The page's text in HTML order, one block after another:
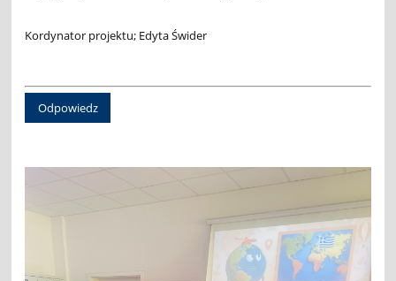
Kordynator projektu; Edyta Świder
Odpowiedz